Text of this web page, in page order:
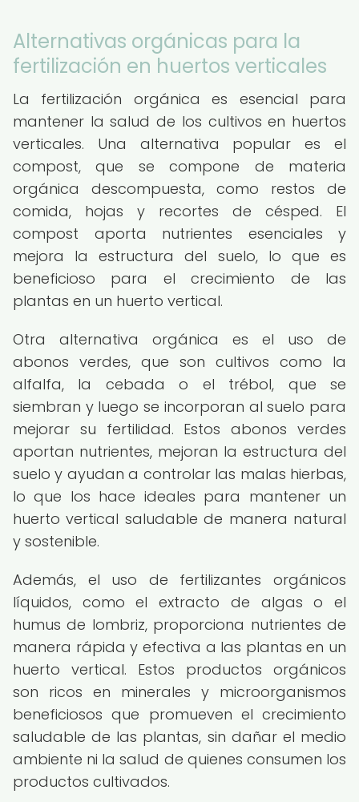
Alternativas orgánicas para la
fertilización en huertos verticales
La fertilización orgánica es esencial para
mantener la salud de los cultivos en huertos
verticales. Una alternativa popular es el
compost, que se compone de materia
orgánica descompuesta, como restos de
comida, hojas y recortes de césped. El
compost aporta nutrientes esenciales y
mejora la estructura del suelo, lo que es
beneficioso para el crecimiento de las
plantas en un huerto vertical.
Otra alternativa orgánica es el uso de
abonos verdes, que son cultivos como la
alfalfa, la cebada o el trébol, que se
siembran y luego se incorporan al suelo para
mejorar su fertilidad. Estos abonos verdes
aportan nutrientes, mejoran la estructura del
suelo y ayudan a controlar las malas hierbas,
lo que los hace ideales para mantener un
huerto vertical saludable de manera natural
y sostenible.
Además, el uso de fertilizantes orgánicos
líquidos, como el extracto de algas o el
humus de lombriz, proporciona nutrientes de
manera rápida y efectiva a las plantas en un
huerto vertical. Estos productos orgánicos
son ricos en minerales y microorganismos
beneficiosos que promueven el crecimiento
saludable de las plantas, sin dañar el medio
ambiente ni la salud de quienes consumen los
productos cultivados.